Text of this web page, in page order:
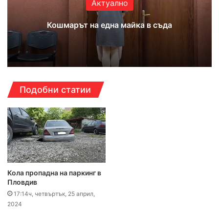
Актуално
Кошмарът на една майка в съда
Подобни статии
Кола пропадна на паркинг в
Пловдив
17:14ч, четвъртък, 25 април,
2024